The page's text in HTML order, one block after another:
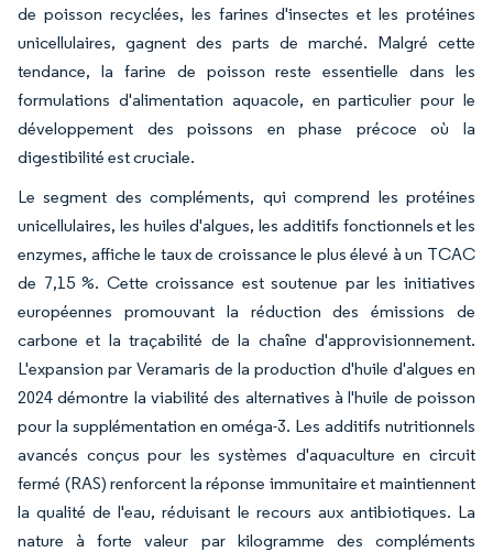
de poisson recyclées, les farines d'insectes et les protéines
unicellulaires, gagnent des parts de marché. Malgré cette
tendance, la farine de poisson reste essentielle dans les
formulations d'alimentation aquacole, en particulier pour le
développement des poissons en phase précoce où la
digestibilité est cruciale.
Le segment des compléments, qui comprend les protéines
unicellulaires, les huiles d'algues, les additifs fonctionnels et les
enzymes, affiche le taux de croissance le plus élevé à un TCAC
de 7,15 %. Cette croissance est soutenue par les initiatives
européennes promouvant la réduction des émissions de
carbone et la traçabilité de la chaîne d'approvisionnement.
L'expansion par Veramaris de la production d'huile d'algues en
2024 démontre la viabilité des alternatives à l'huile de poisson
pour la supplémentation en oméga-3. Les additifs nutritionnels
avancés conçus pour les systèmes d'aquaculture en circuit
fermé (RAS) renforcent la réponse immunitaire et maintiennent
la qualité de l'eau, réduisant le recours aux antibiotiques. La
nature à forte valeur par kilogramme des compléments